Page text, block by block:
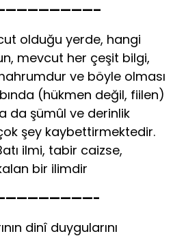
olduğu yerde, hangi
mevcut her çeşit bilgi,
ve böyle olması
(hükmen değil, fiilen)
da şümûl ve derinlik
şey kaybettirmektedir.
ilmi, tabir caizse,
bir ilimdir
dinî duygularını